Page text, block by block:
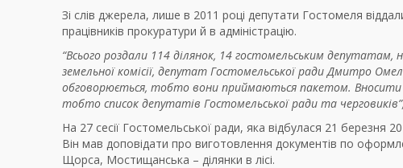
Зі слів джерела, лише в 2011 році депутати Гостомеля
працівників прокуратури й в адміністрацію.
“Всього роздали 114 ділянок, 14 гостомельським депутатам,
земельної комісії, депутат Гостомельської ради Дмитро
обговорюється, тобто вони приймаються пакетом. Вносити
тобто список депутатів Гостомельської ради та черговиків”,
На 27 сесії Гостомельської ради, яка відбулася 21 березня
Він мав доповідати про виготовлення документів по
Щорса, Мостищанська – ділянки в лісі.